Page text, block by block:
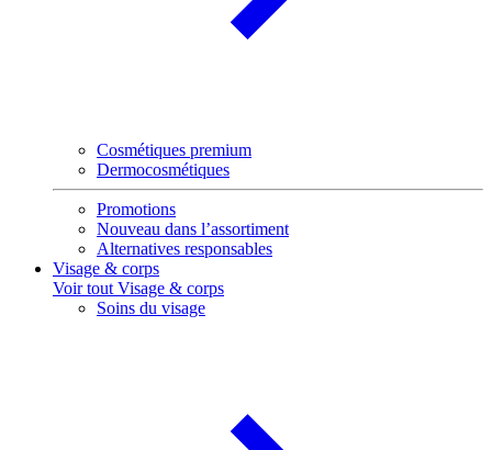
Cosmétiques premium
Dermocosmétiques
Promotions
Nouveau dans l’assortiment
Alternatives responsables
Visage & corps
Voir tout Visage & corps
Soins du visage